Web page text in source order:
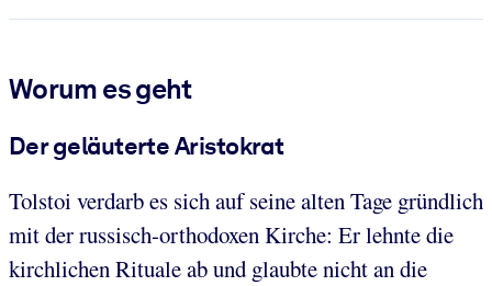
Worum es geht
Der geläuterte Aristokrat
Tolstoi verdarb es sich auf seine alten Tage gründlich
mit der russisch-orthodoxen Kirche: Er lehnte die
kirchlichen Rituale ab und glaubte nicht an die